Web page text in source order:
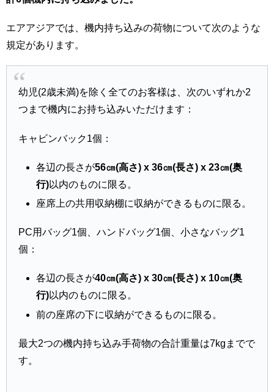
エアアジアでは、機内持ち込みの荷物について次のような
規定があります。
幼児(2歳未満)を除く全てのお客様は、次のいずれか2
つまで機内にお持ち込みいただけます：
キャビンバック1個：
各辺の長さが56㎝(高さ) x 36㎝(長さ) x 23㎝(奥
行)以内のものに限る。
座席上の共用収納棚に収納ができるものに限る。
PC用バッグ1個、ハンドバッグ1個、小さなバッグ1
個：
各辺の長さが40㎝(高さ) x 30㎝(長さ) x 10㎝(奥
行)以内のものに限る。
前の座席の下に収納ができるものに限る。
最大2つの機内持ち込み手荷物の合計重量は7kgまでで
す。